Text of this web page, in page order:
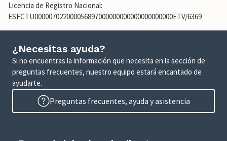
Licencia de Registro Nacional:
ESFCTU000007022000056897000000000000000000000ETV/6369
¿Necesitas ayuda?
Si no encuentras la información que necesita en la sección de
preguntas frecuentes, nuestro equipo estará encantado de
ayudarte.
Preguntas frecuentes, ayuda y asistencia